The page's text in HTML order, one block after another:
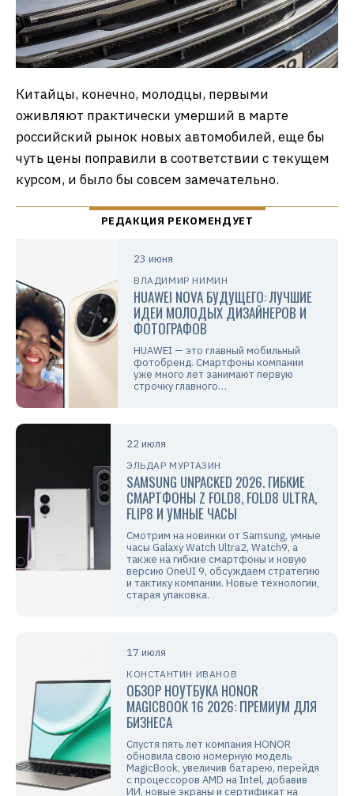
Китайцы, конечно, молодцы, первыми
оживляют практически умерший в марте
российский рынок новых автомобилей, еще бы
чуть цены поправили в соответствии с текущем
курсом, и было бы совсем замечательно.
23 июня
ВЛАДИМИР НИМИН
HUAWEI NOVA БУДУЩЕГО: ЛУЧШИЕ
ИДЕИ МОЛОДЫХ ДИЗАЙНЕРОВ И
ФОТОГРАФОВ
HUAWEI — это главный мобильный
фотобренд. Смартфоны компании
уже много лет занимают первую
строчку главного…
22 июля
ЭЛЬДАР МУРТАЗИН
SAMSUNG UNPACKED 2026. ГИБКИЕ
СМАРТФОНЫ Z FOLD8, FOLD8 ULTRA,
FLIP8 И УМНЫЕ ЧАСЫ
Смотрим на новинки от Samsung, умные
часы Galaxy Watch Ultra2, Watch9, а
также на гибкие смартфоны и новую
версию OneUI 9, обсуждаем стратегию
и тактику компании. Новые технологии,
старая упаковка.
17 июля
КОНСТАНТИН ИВАНОВ
ОБЗОР НОУТБУКА HONOR
MAGICBOOK 16 2026: ПРЕМИУМ ДЛЯ
БИЗНЕСА
Спустя пять лет компания HONOR
обновила свою номерную модель
MagicBook, увеличив батарею, перейдя
с процессоров AMD на Intel, добавив
ИИ, новые экраны и сертификат на